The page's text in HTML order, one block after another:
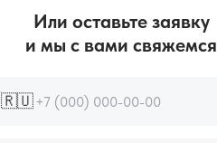
Или оставьте заявку
и мы с вами свяжемся
🇷🇺